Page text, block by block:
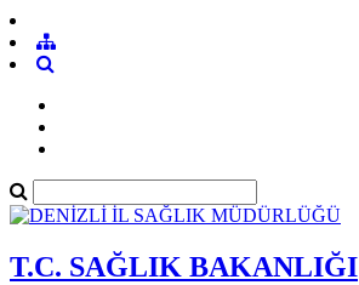
T.C. SAĞLIK BAKANLIĞI